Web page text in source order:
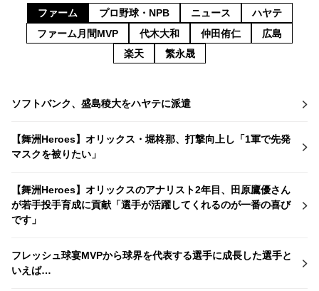
ファーム プロ野球・NPB ニュース
ハヤテ
ファーム月間MVP
代木大和 仲田侑仁
広島
楽天
繁永晟
ソフトバンク、盛島稜大をハヤテに派遣
【舞洲Heroes】オリックス・堀柊那、打撃向上し「1軍で先発
マスクを被りたい」
【舞洲Heroes】オリックスのアナリスト2年目、田原鷹優さん
が若手投手育成に貢献「選手が活躍してくれるのが一番の喜び
です」
フレッシュ球宴MVPから球界を代表する選手に成長した選手と
いえば…